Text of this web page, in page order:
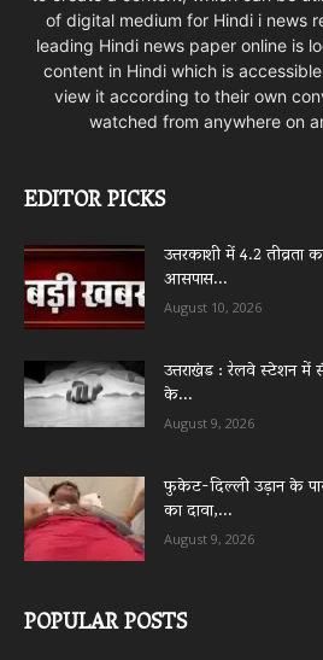
of digital medium for Hindi i news
leading Hindi news paper online is
content in Hindi which is
view it according to their own
watched from anywhere on
EDITOR PICKS
उत्तरकाशी में 4.2
आसपास...
August 10, 2026
उत्तराखंड : रेलवे स्टेशन में
के...
August 9, 2026
फुकेट-दिल्ली उड़ान के
का दावा,...
August 9, 2026
POPULAR POSTS